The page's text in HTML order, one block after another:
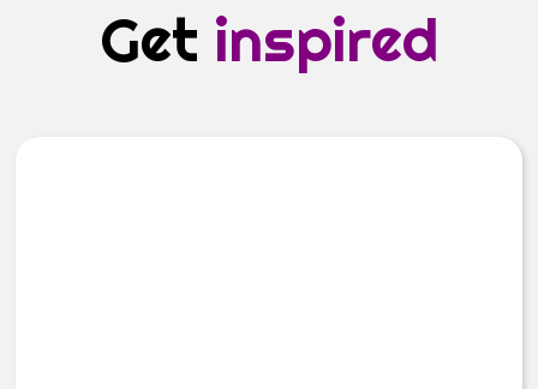
Get inspired